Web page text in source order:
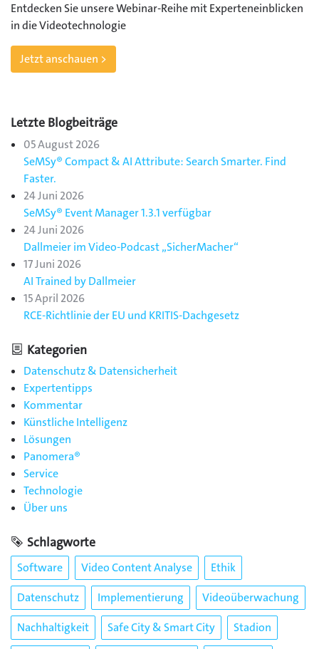
Entdecken Sie unsere Webinar-Reihe mit Experteneinblicken
in die Videotechnologie
Jetzt anschauen >
Letzte Blogbeiträge
05 August 2026
SeMSy® Compact & AI Attribute: Search Smarter. Find
Faster.
24 Juni 2026
SeMSy® Event Manager 1.3.1 verfügbar
24 Juni 2026
Dallmeier im Video-Podcast „SicherMacher“
17 Juni 2026
AI Trained by Dallmeier
15 April 2026
RCE-Richtlinie der EU und KRITIS-Dachgesetz
Kategorien
Datenschutz & Datensicherheit
Expertentipps
Kommentar
Künstliche Intelligenz
Lösungen
Panomera®
Service
Technologie
Über uns
Schlagworte
Software Video Content Analyse
Ethik
Datenschutz
Implementierung
Videoüberwachung
Nachhaltigkeit
Safe City & Smart City
Stadion